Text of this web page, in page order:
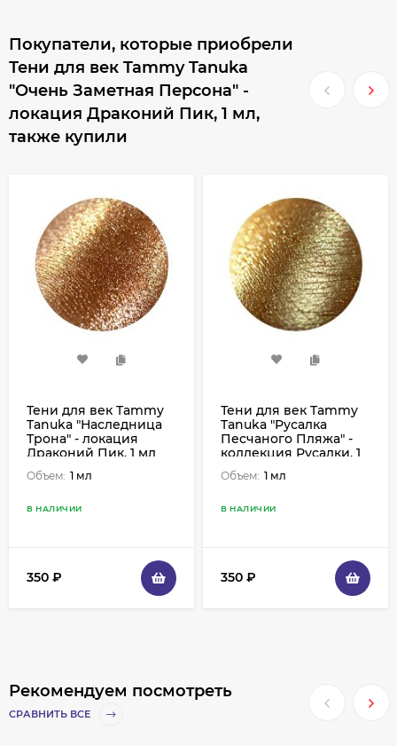
Покупатели, которые приобрели
Тени для век Tammy Tanuka
"Очень Заметная Персона" -
локация Драконий Пик, 1 мл,
также купили
Тени для век Tammy
Tanuka "Наследница
Трона" - локация
Драконий Пик, 1 мл
Объем: 1 мл
В НАЛИЧИИ
350 ₽
Тени для век Tammy
Tanuka "Русалка
Песчаного Пляжа" -
коллекция Русалки, 1
мл
Объем: 1 мл
В НАЛИЧИИ
350 ₽
Рекомендуем посмотреть
СРАВНИТЬ ВСЕ